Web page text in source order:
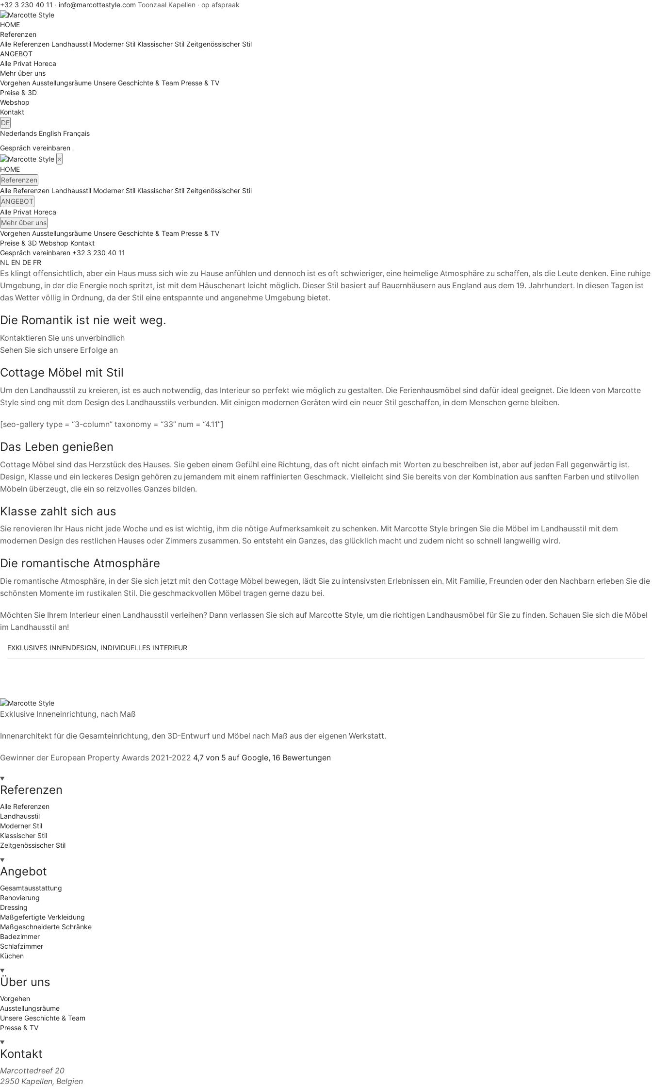
+32 3 230 40 11 · info@marcottestyle.com Toonzaal Kapellen · op afspraak
HOME
Referenzen
Alle Referenzen Landhausstil Moderner Stil Klassischer Stil Zeitgenössischer Stil
ANGEBOT
Alle Privat Horeca
Mehr über uns
Vorgehen Ausstellungsräume Unsere Geschichte & Team Presse & TV
Preise & 3D
Webshop
Kontakt
DE
Nederlands English Français
Gespräch vereinbaren
×
HOME
Referenzen
Alle Referenzen Landhausstil Moderner Stil Klassischer Stil Zeitgenössischer Stil
ANGEBOT
Alle Privat Horeca
Mehr über uns
Vorgehen Ausstellungsräume Unsere Geschichte & Team Presse & TV
Preise & 3D Webshop Kontakt
Gespräch vereinbaren +32 3 230 40 11
NL EN DE FR
Es klingt offensichtlich, aber ein Haus muss sich wie zu Hause anfühlen und dennoch ist es oft schwieriger, eine heimelige Atmosphäre zu schaffen, als die Leute denken. Eine ruhige
Umgebung, in der die Energie noch spritzt, ist mit dem Häuschenart leicht möglich. Dieser Stil basiert auf Bauernhäusern aus England aus dem 19. Jahrhundert. In diesen Tagen ist
das Wetter völlig in Ordnung, da der Stil eine entspannte und angenehme Umgebung bietet.
Die Romantik ist nie weit weg.
Kontaktieren Sie uns unverbindlich
Sehen Sie sich unsere Erfolge an
Cottage Möbel mit Stil
Um den Landhausstil zu kreieren, ist es auch notwendig, das Interieur so perfekt wie möglich zu gestalten. Die Ferienhausmöbel sind dafür ideal geeignet. Die Ideen von Marcotte
Style sind eng mit dem Design des Landhausstils verbunden. Mit einigen modernen Geräten wird ein neuer Stil geschaffen, in dem Menschen gerne bleiben.
[seo-gallery type = “3-column” taxonomy = “33” num = “4.11”]
Das Leben genießen
Cottage Möbel sind das Herzstück des Hauses. Sie geben einem Gefühl eine Richtung, das oft nicht einfach mit Worten zu beschreiben ist, aber auf jeden Fall gegenwärtig ist.
Design, Klasse und ein leckeres Design gehören zu jemandem mit einem raffinierten Geschmack. Vielleicht sind Sie bereits von der Kombination aus sanften Farben und stilvollen
Möbeln überzeugt, die ein so reizvolles Ganzes bilden.
Klasse zahlt sich aus
Sie renovieren Ihr Haus nicht jede Woche und es ist wichtig, ihm die nötige Aufmerksamkeit zu schenken. Mit Marcotte Style bringen Sie die Möbel im Landhausstil mit dem
modernen Design des restlichen Hauses oder Zimmers zusammen. So entsteht ein Ganzes, das glücklich macht und zudem nicht so schnell langweilig wird.
Die romantische Atmosphäre
Die romantische Atmosphäre, in der Sie sich jetzt mit den Cottage Möbel bewegen, lädt Sie zu intensivsten Erlebnissen ein. Mit Familie, Freunden oder den Nachbarn erleben Sie die
schönsten Momente im rustikalen Stil. Die geschmackvollen Möbel tragen gerne dazu bei.
Möchten Sie Ihrem Interieur einen Landhausstil verleihen? Dann verlassen Sie sich auf Marcotte Style, um die richtigen Landhausmöbel für Sie zu finden. Schauen Sie sich die Möbel
im Landhausstil an!
EXKLUSIVES INNENDESIGN, INDIVIDUELLES INTERIEUR
Exklusive Inneneinrichtung, nach Maß
Innenarchitekt für die Gesamteinrichtung, den 3D-Entwurf und Möbel nach Maß aus der eigenen Werkstatt.
Gewinner der European Property Awards 2021-2022 4,7 von 5 auf Google, 16 Bewertungen
Referenzen
Alle Referenzen
Landhausstil
Moderner Stil
Klassischer Stil
Zeitgenössischer Stil
Angebot
Gesamtausstattung
Renovierung
Dressing
Maßgefertigte Verkleidung
Maßgeschneiderte Schränke
Badezimmer
Schlafzimmer
Küchen
Über uns
Vorgehen
Ausstellungsräume
Unsere Geschichte & Team
Presse & TV
Kontakt
Marcottedreef 20
2950 Kapellen, Belgien